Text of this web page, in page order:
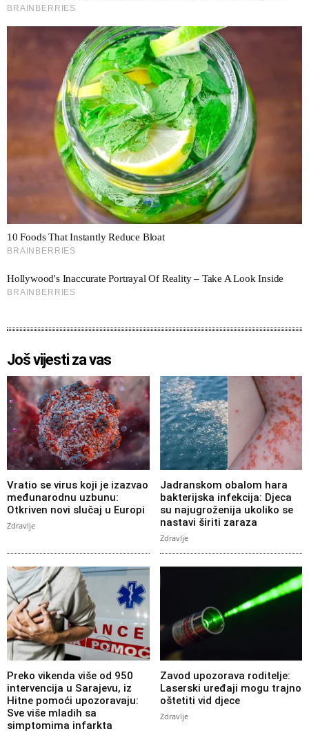
Još vijesti za vas
Vratio se virus koji je izazvao
međunarodnu uzbunu:
Otkriven novi slučaj u Europi
Zdravlje
Jadranskom obalom hara
bakterijska infekcija: Djeca
su najugroženija ukoliko se
nastavi širiti zaraza
Zdravlje
Preko vikenda više od 950
intervencija u Sarajevu, iz
Hitne pomoći upozoravaju:
Sve više mladih sa
simptomima infarkta
Zavod upozorava roditelje:
Laserski uređaji mogu trajno
oštetiti vid djece
Zdravlje